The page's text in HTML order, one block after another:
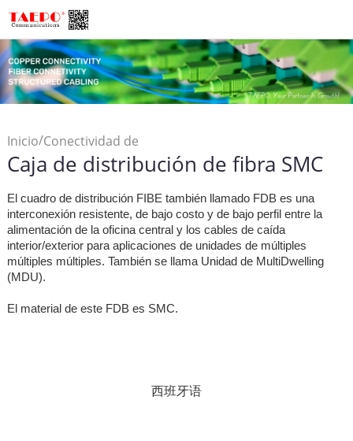
Inicio/Conectividad de
Fibra /Caja de distribución
de fibra
de fibra SMC
Caja de distribución de fibra SMC
El cuadro de distribución FIBE también llamado FDB es una
interconexión resistente, de bajo costo y de bajo perfil entre la
alimentación de la oficina central y los cables de caída
interior/exterior para aplicaciones de unidades de múltiples
múltiples múltiples. También se llama Unidad de MultiDwelling
(MDU).
El material de este FDB es SMC.
西班牙语